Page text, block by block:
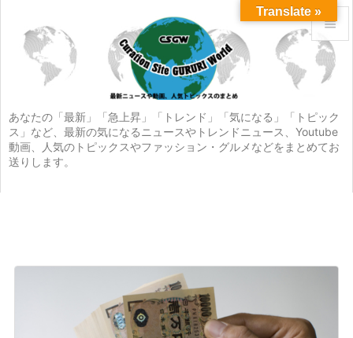
あなたの「最新」「急上昇」「トレンド」「気になる」「トピック
ス」など、最新の気になるニュースやトレンドニュース、Youtube
動画、人気のトピックスやファッション・グルメなどをまとめてお
送りします。


メニュ
サイド

前へ
Translate »